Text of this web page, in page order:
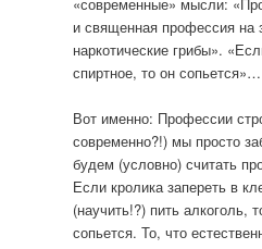
и священная профессия
наркотические грибы».
спиртное, то он сопьется»…
Вот именно: Профессии
современно?!) мы просто
будем (условно) считать
Если кролика запереть в
(научить!?) пить алкоголь,
сопьется. То, что